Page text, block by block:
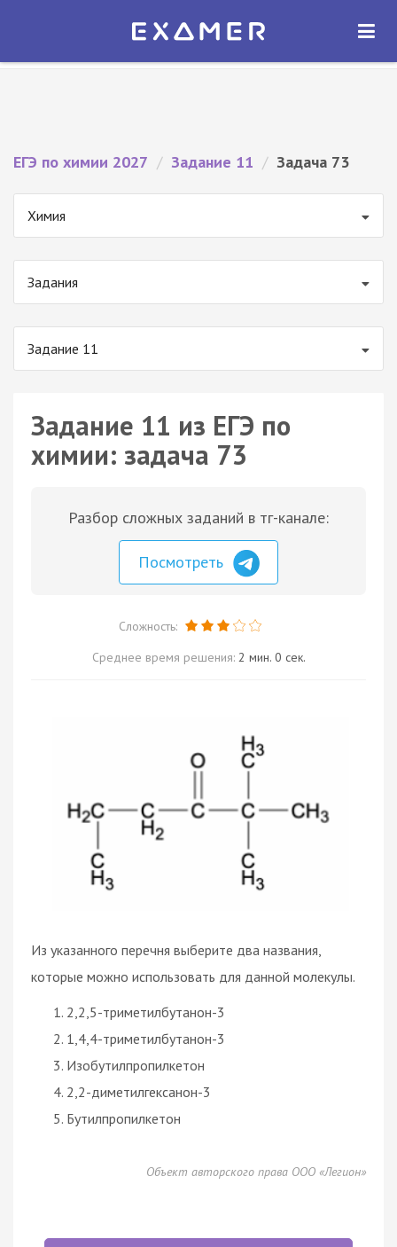
Экзамер — ЕГЭ 2027
ОТКРЫТЬ
ЕГЭ по химии 2027 / Задание 11 / Задача 73
Химия
Задания
Задание 11
Задание 11 из ЕГЭ по
химии: задача 73
Разбор сложных заданий в тг-канале:
Посмотреть
Сложность:
Среднее время решения: 2 мин. 0 сек.
Из указанного перечня выберите два названия,
которые можно использовать для данной молекулы.
2,2,5-триметилбутанон-3
1,4,4-триметилбутанон-3
Изобутилпропилкетон
2,2-диметилгексанон-3
Бутилпропилкетон
Объект авторского права ООО «Легион»